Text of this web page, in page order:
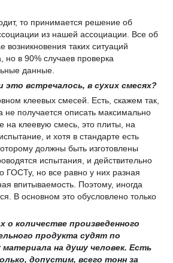
то принимается решение об
из нашей ассоциации. Все об
возникновения таких ситуаций
но в 90% случаев проверка
данные.
это встречалось, в сухих смесях?
клеевых смесей. Есть, скажем так,
не получается описать максимально
на клеевую смесь, это плиты, на
и хотя в стандарте есть
должны быть изготовлены
испытания, и действительно
ГОСТу, но все равно у них разная
впитываемость. Поэтому, иногда
В основном это обусловлено только
о количестве произведенного
продукта судят по
материала на душу человек. Есть
допустим, всего тонн за